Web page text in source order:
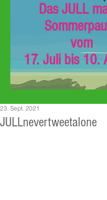
Das JULL
vom
17. Juli bis 10.
JULLnevertweetalone
23. Sept. 2021